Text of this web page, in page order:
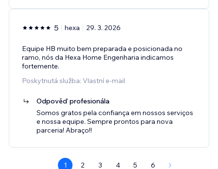
5 hexa 29. 3. 2026
Equipe HB muito bem preparada e posicionada no
ramo, nós da Hexa Home Engenharia indicamos
fortemente.
Poskytnutá služba: Vlastní e‑mail
Odpověď profesionála
Somos gratos pela confiança em nossos serviços
e nossa equipe. Sempre prontos para nova
parceria! Abraço!!
1 2 3 4 5 6